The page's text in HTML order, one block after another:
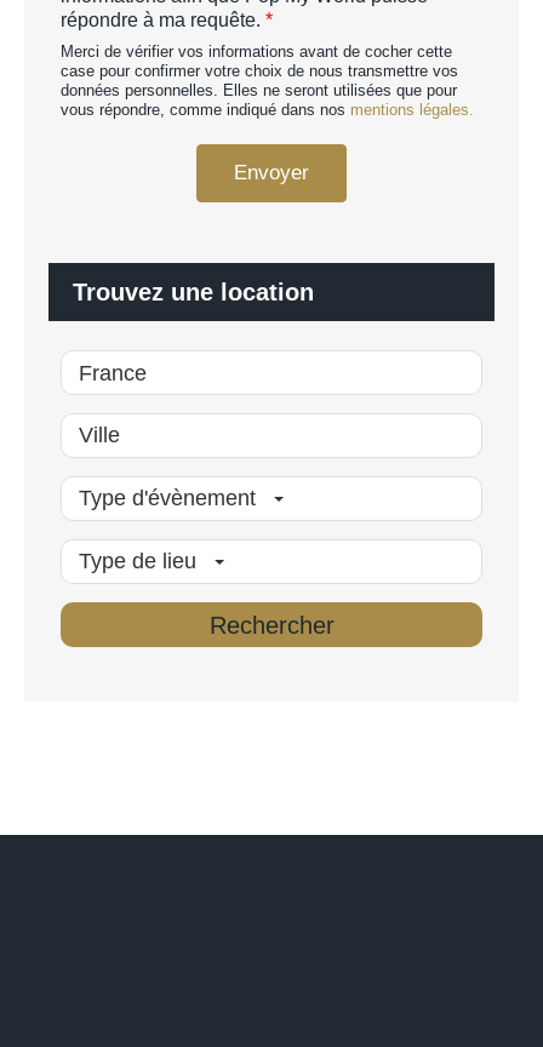
p
e
r
s
o
s
c
o
r
d
R
répondre à ma requête. *
Merci de vérifier vos informations avant de cocher cette
case pour confirmer votre choix de nous transmettre vos
données personnelles. Elles ne seront utilisées que pour
vous répondre, comme indiqué dans nos mentions légales.
Envoyer
Trouvez une location
Type d'évènement
Type de lieu